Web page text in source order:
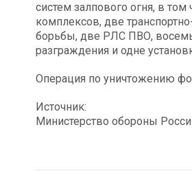
систем залпового огня, в
комплексов, две
борьбы, две РЛС ПВО,
разграждения и однe
Операция по уничтожению
Источник:
Министерство обороны